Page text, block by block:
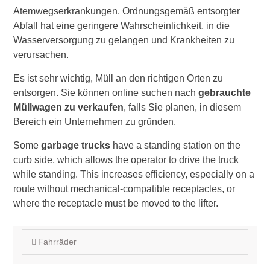
Atemwegserkrankungen. Ordnungsgemäß entsorgter
Abfall hat eine geringere Wahrscheinlichkeit, in die
Wasserversorgung zu gelangen und Krankheiten zu
verursachen.
Es ist sehr wichtig, Müll an den richtigen Orten zu
entsorgen. Sie können online suchen nach gebrauchte
Müllwagen zu verkaufen, falls Sie planen, in diesem
Bereich ein Unternehmen zu gründen.
Some garbage truckshave a standing station on the
curb side, which allows the operator to drive the truck
while standing. This increases efficiency, especially on a
route without mechanical-compatible receptacles, or
where the receptacle must be moved to the lifter.
Fahrräder